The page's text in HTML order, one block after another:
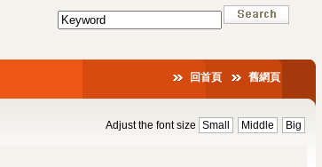
回首頁 舊網頁
Adjust the font size Small Middle Big